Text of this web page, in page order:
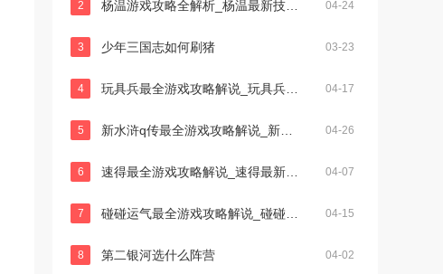
2 04-24
3 少年三国志如何刷猪 03-23
4 04-17
5 04-26
6 04-07
7 04-15
8 第二银河选什么阵营 04-02